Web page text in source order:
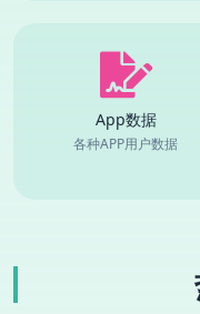
App数据
各种APP用户数据